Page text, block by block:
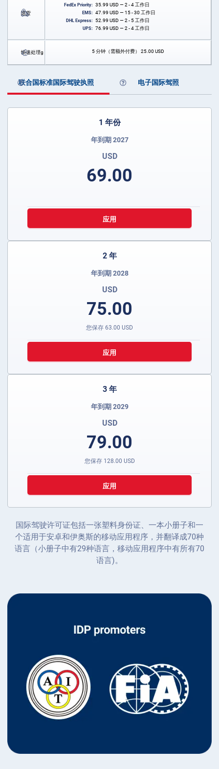
送货
FedEx Priority: 35.99 USD — 2 - 4 工作日
EMS: 47.99 USD — 15 - 30 工作日
DHL Express: 52.99 USD — 2 - 5 工作日
UPS: 76.99 USD — 2 - 4 工作日
快速处理g 5 分钟（需额外付费） 25.00 USD
联合国标准国际驾驶执照 电子国际驾照
1 年份
年到期 2027
USD
69.00
应用
2 年
年到期 2028
USD
75.00
您保存 63.00 USD
应用
3 年
年到期 2029
USD
79.00
您保存 128.00 USD
应用
国际驾驶许可证包括一张塑料身份证、一本小册子和一
个适用于安卓和伊奥斯的移动应用程序，并翻译成70种
语言（小册子中有29种语言，移动应用程序中有所有70
语言)。